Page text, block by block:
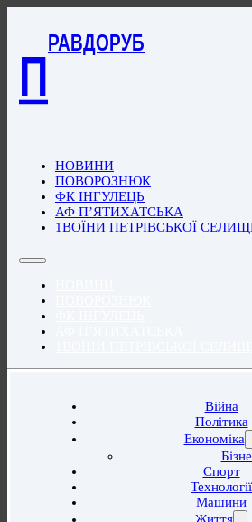
П
РАВДОРУБ
НОВИНИ
ПОВОРОЗНЮК
ФК ІНГУЛЕЦЬ
АФ П’ЯТИХАТСЬКА
1ВОЇНИ ПЕТРІВСЬКОЇ
Війна
Політика
Економіка
Спорт
Технології
Машини